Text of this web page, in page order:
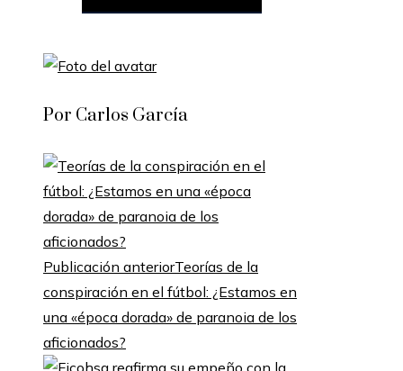
Por Carlos García
Publicación anteriorTeorías de la
conspiración en el fútbol: ¿Estamos en
una «época dorada» de paranoia de los
aficionados?